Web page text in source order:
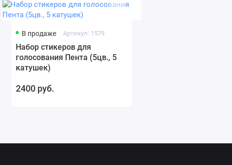
В продаже Артикул: 1579
Набор стикеров для
голосования Пента (5цв., 5
катушек)
2400 руб.